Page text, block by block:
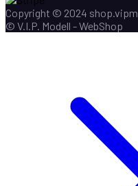
Copyright © 2024
© V.I.P. Modell - WebShop